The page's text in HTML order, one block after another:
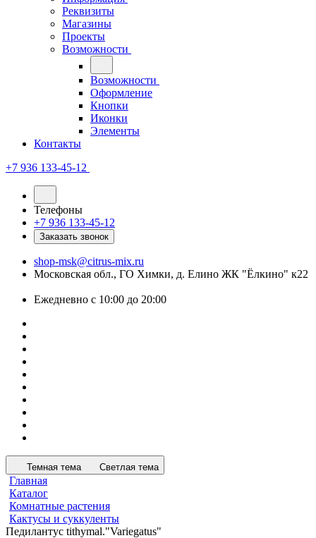
Реквизиты
Магазины
Проекты
Возможности
Возможности
Оформление
Кнопки
Иконки
Элементы
Контакты
+7 936 133-45-12
Телефоны
+7 936 133-45-12
Заказать звонок
shop-msk@citrus-mix.ru
Московская обл., ГО Химки, д. Елино ЖК "Ёлкино" к22
Ежедневно с 10:00 до 20:00
Темная тема Светлая тема
Главная
Каталог
Комнатные растения
Кактусы и суккуленты
Педилантус tithymal."Variegatus"